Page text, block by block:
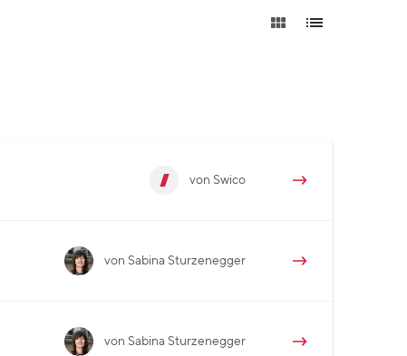
von Swico
von Sabina Sturzenegger
von Sabina Sturzenegger